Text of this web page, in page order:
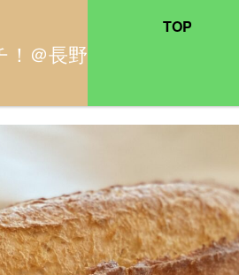
！＠長野
TOP
ー 長野川中島店」